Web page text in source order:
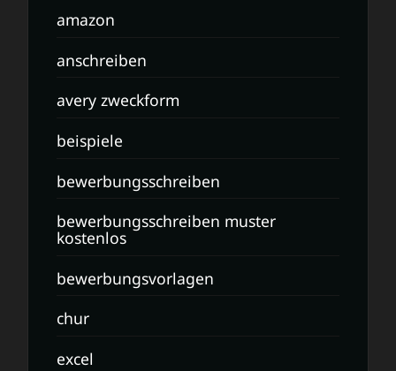
amazon
anschreiben
avery zweckform
beispiele
bewerbungsschreiben
bewerbungsschreiben muster
kostenlos
bewerbungsvorlagen
chur
excel